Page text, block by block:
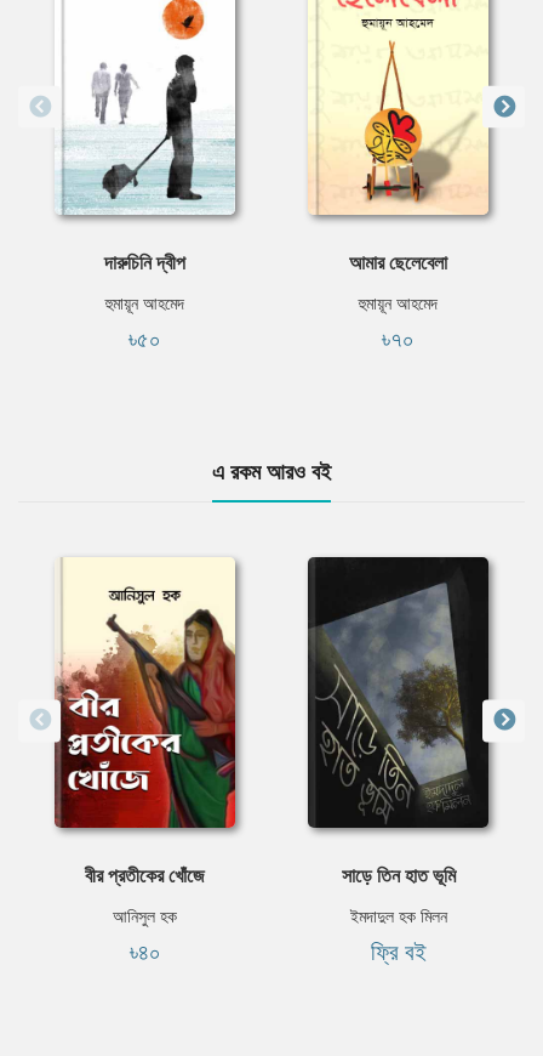
দারুচিনি দ্বীপ
হুমায়ূন আহমেদ
৳৫০
আমার ছেলেবেলা
হুমায়ূন আহমেদ
৳৭০
এ রকম আরও বই
বীর প্রতীকের খোঁজে
আনিসুল হক
৳৪০
সাড়ে তিন হাত ভূমি
ইমদাদুল হক মিলন
ফ্রি বই